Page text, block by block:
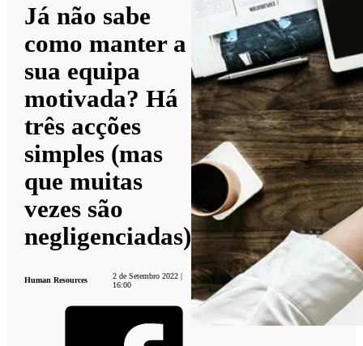
Já não sabe
como manter a
sua equipa
motivada? Há
três acções
simples (mas
que muitas
vezes são
negligenciadas)
Human Resources
2 de Setembro 2022 |
16:00